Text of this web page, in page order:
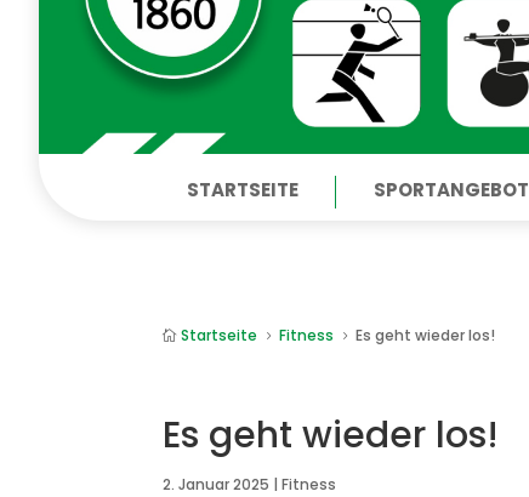
STARTSEITE SPORTANGEBOT
 Startseite 5 Fitness 5 Es geht wieder los!
Es geht wieder los!
2. Januar 2025 |Fitness